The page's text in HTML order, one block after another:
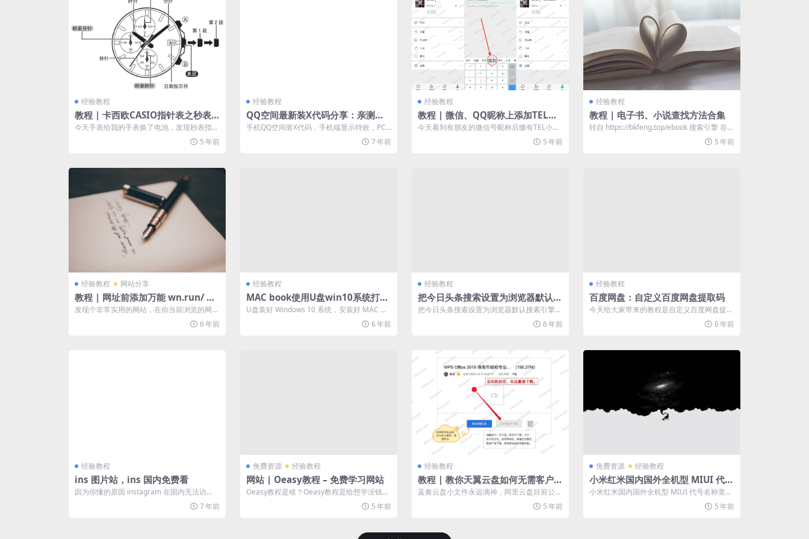
经验教程
教程 | 卡西欧CASIO指针表之秒表
秒针调校归零方法
今天手表给我的手表换了电池，发现秒表指针
未在归零位置，一开始以为换电池的师傅给
5 年前
经验教程
QQ空间最新装X代码分享：亲测有
效
手机QQ空间装X代码，手机端显示特效，PC
端还是会显示代码。现在大部分都是移动端...
7 年前
经验教程
教程 | 微信、QQ昵称上添加TEL小
数字电话号码（上标、下标均可）
今天看到有朋友的微信号昵称后缀有TEL小数
字电话号码，找了下教程，发现就是“角标...
5 年前
经验教程
教程 | 电子书、小说查找方法合集
转自 https://bkfeng.top/ebook 搜索引擎 谷歌
5 年前
经验教程 网站分享
教程 | 网址前添加万能 wn.run/ 命
令，实现意想不到的功能
发现个非常实用的网站，在你当前浏览的网站
6 年前
经验教程
MAC book使用U盘win10系统打开
Boot Camp提示：尝试访问启动磁
U盘装好 Windows 10 系统，安装好 MAC 官
6 年前
经验教程
把今日头条搜索设置为浏览器默认搜
索引擎
把今日头条搜索设置为浏览器默认搜索引擎，
6 年前
经验教程
百度网盘：自定义百度网盘提取码
今天给大家带来的教程是自定义百度网盘提取
码，测试时间为2020年8月18日，随时...
6 年前
经验教程
ins 图片站，ins 国内免费看
因为你懂的原因 instagram 在国内无法访
问，就算用特殊方法速度也不理想还...
7 年前
免费资源 经验教程
网站 | Oeasy教程 – 免费学习网站
Oeasy教程是啥？Oeasy教程是给想学没钱学
的老百姓做的教程。本人很爱玩，也...
5 年前
经验教程
教程 | 教你天翼云盘如何无需客户端
下载文件，突破下载限制
蓝奏云盘小文件永远滴神，阿里云盘目前公测
中资源少得可怜，天翼云盘之前听不错的，
5 年前
免费资源 经验教程
小米红米国内国外全机型 MIUI 代号
名称查询
小米红米国内国外全机型 MIUI 代号名称查
询，代号用途小米红米手机都有自己独有...
5 年前